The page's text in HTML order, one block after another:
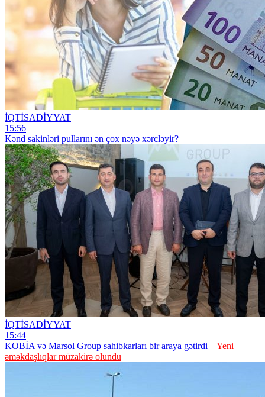
İQTİSADİYYAT
15:56
Kənd sakinləri pullarını ən çox nəyə xərcləyir?
İQTİSADİYYAT
15:44
KOBİA və Marsol Group sahibkarları bir araya gətirdi –Yeni
əməkdaşlıqlar müzakirə olundu